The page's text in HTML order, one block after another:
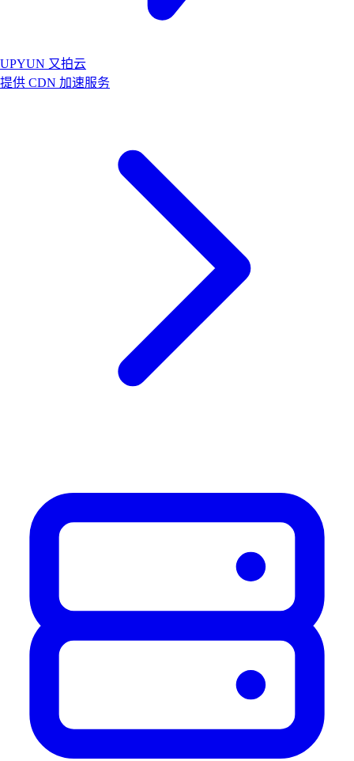
UPYUN 又拍云
提供 CDN 加速服务